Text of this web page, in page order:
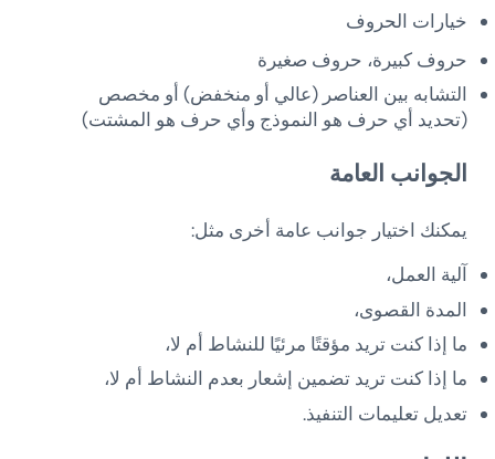
خيارات الحروف
حروف كبيرة، حروف صغيرة
التشابه بين العناصر (عالي أو منخفض) أو مخصص
(تحديد أي حرف هو النموذج وأي حرف هو المشتت)
الجوانب العامة
يمكنك اختيار جوانب عامة أخرى مثل:
آلية العمل،
المدة القصوى،
ما إذا كنت تريد مؤقتًا مرئيًا للنشاط أم لا،
ما إذا كنت تريد تضمين إشعار بعدم النشاط أم لا،
تعديل تعليمات التنفيذ.